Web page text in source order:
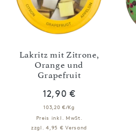
Lakritz mit Zitrone,
Orange und
Grapefruit
12,90 €
103,20 €/Kg
Preis inkl. MwSt.
zzgl. 4,95 € Versand